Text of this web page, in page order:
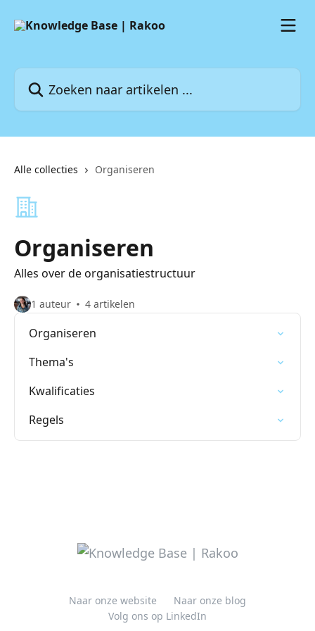
Alle collecties Organiseren
Organiseren
Alles over de organisatiestructuur
1 auteur 4 artikelen
Organiseren
Thema's
Kwalificaties
Regels
Naar onze website
Naar onze blog
Volg ons op LinkedIn